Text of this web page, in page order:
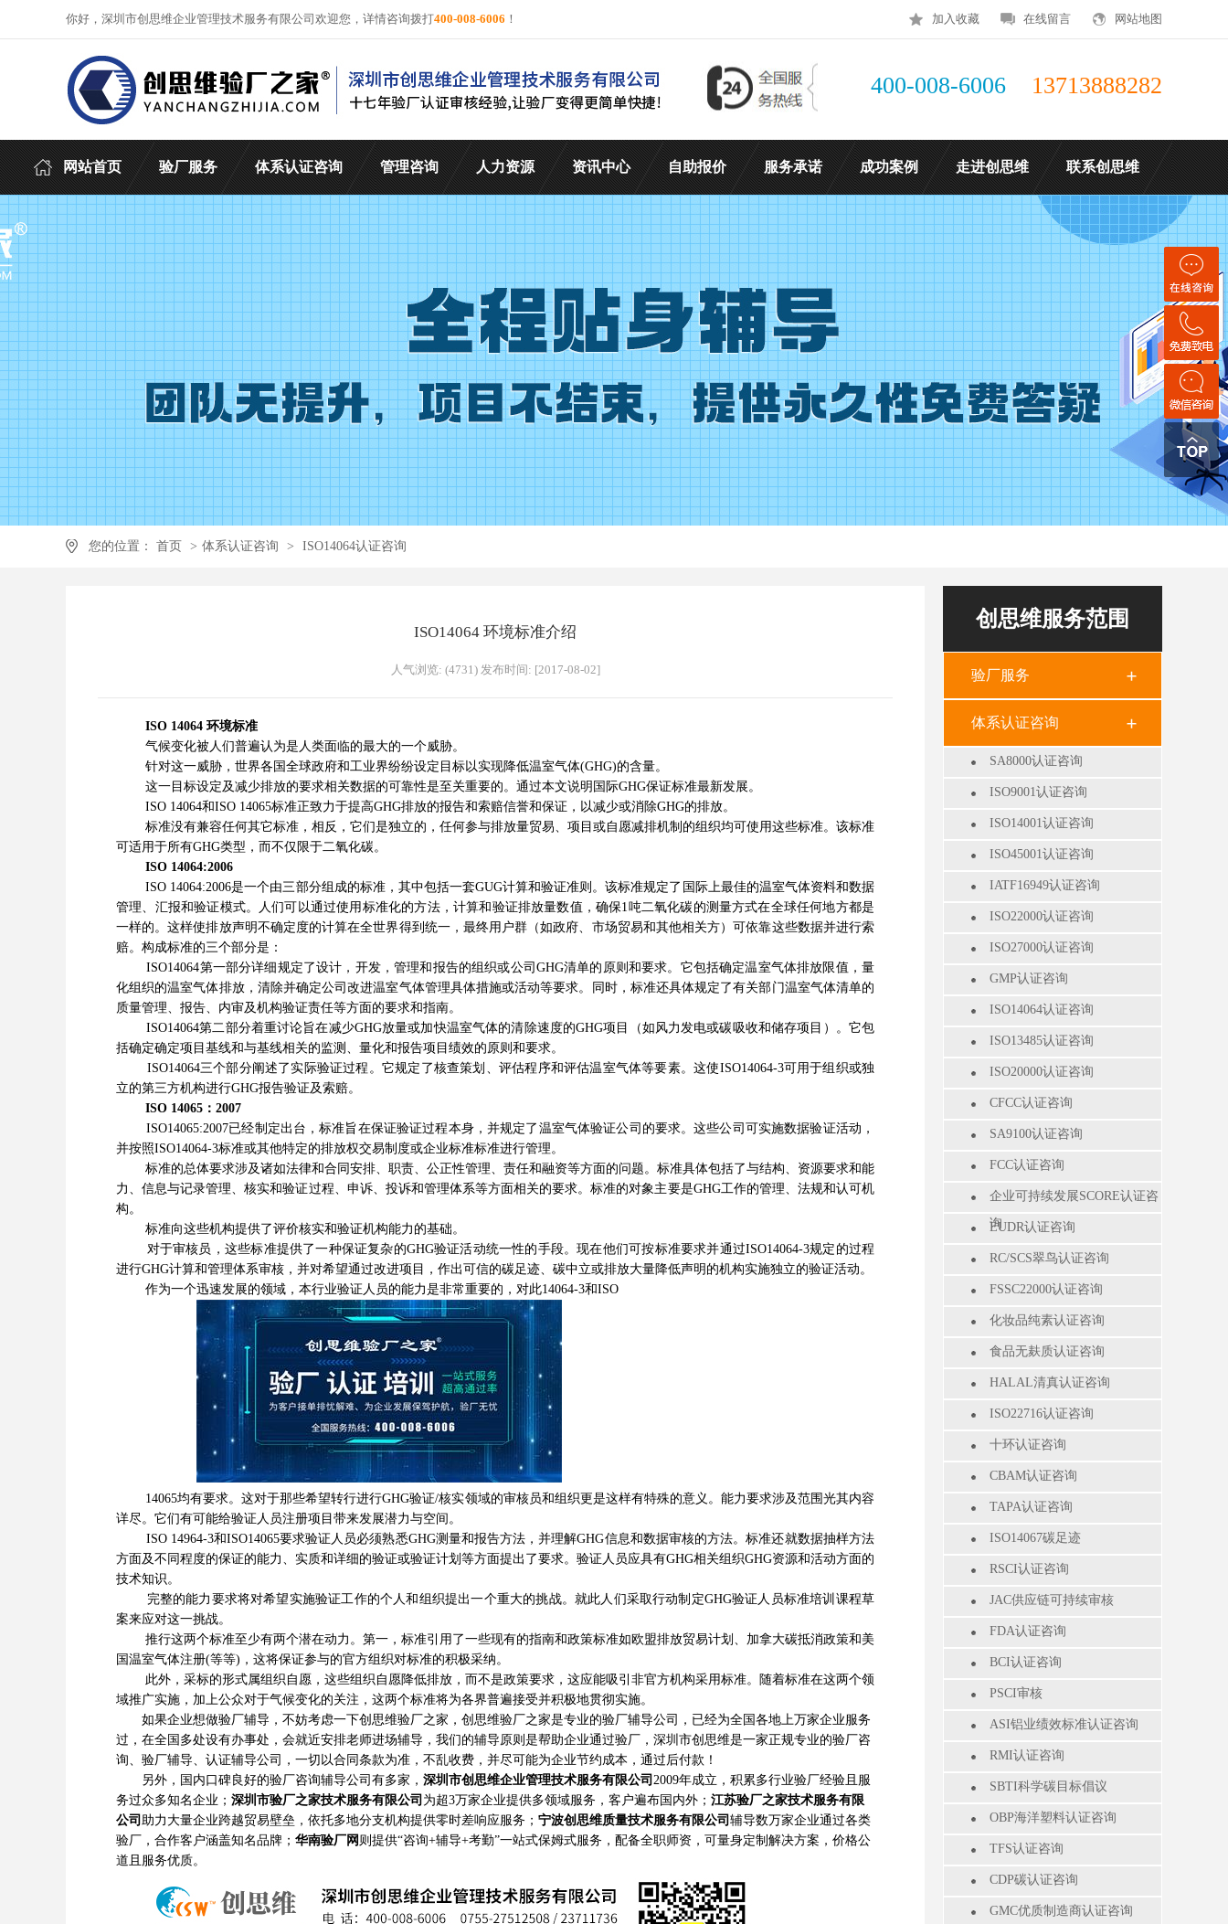
加入收藏 在线留言 网站地图
你好，深圳市创思维企业管理技术服务有限公司欢迎您，详情咨询拨打400-008-6006 ！
400-008-6006 13713888282
网站首页 验厂服务 体系认证咨询 管理咨询 人力资源 资讯中心 自助报价 服务承诺 成功案例 走进创思维 联系创思维
您的位置： 首页 > 体系认证咨询 > ISO14064认证咨询
创思维服务范围
验厂服务
体系认证咨询
SA8000认证咨询
ISO9001认证咨询
ISO14001认证咨询
ISO45001认证咨询
IATF16949认证咨询
ISO22000认证咨询
ISO27000认证咨询
GMP认证咨询
ISO14064认证咨询
ISO13485认证咨询
ISO20000认证咨询
CFCC认证咨询
SA9100认证咨询
FCC认证咨询
企业可持续发展SCORE认证咨
询
EUDR认证咨询
RC/SCS翠鸟认证咨询
FSSC22000认证咨询
化妆品纯素认证咨询
食品无麸质认证咨询
HALAL清真认证咨询
ISO22716认证咨询
十环认证咨询
CBAM认证咨询
TAPA认证咨询
ISO14067碳足迹
RSCI认证咨询
JAC供应链可持续审核
FDA认证咨询
BCI认证咨询
PSCI审核
ASI铝业绩效标准认证咨询
RMI认证咨询
SBTI科学碳目标倡议
OBP海洋塑料认证咨询
TFS认证咨询
CDP碳认证咨询
GMC优质制造商认证咨询
ISO14064 环境标准介绍
人气浏览: (4731) 发布时间: [2017-08-02]
ISO 14064 环境标准
气候变化被人们普遍认为是人类面临的最大的一个威胁。
针对这一威胁，世界各国全球政府和工业界纷纷设定目标以实现降低温室气体(GHG)的含量。
这一目标设定及减少排放的要求相关数据的可靠性是至关重要的。通过本文说明国际GHG保证标准最新发展。
ISO 14064和ISO 14065标准正致力于提高GHG排放的报告和索赔信誉和保证，以减少或消除GHG的排放。
标准没有兼容任何其它标准，相反，它们是独立的，任何参与排放量贸易、项目或自愿减排机制的组织均可使用这些标准。该标准
可适用于所有GHG类型，而不仅限于二氧化碳。
ISO 14064:2006
ISO 14064:2006是一个由三部分组成的标准，其中包括一套GUG计算和验证准则。该标准规定了国际上最佳的温室气体资料和数据
管理、汇报和验证模式。人们可以通过使用标准化的方法，计算和验证排放量数值，确保1吨二氧化碳的测量方式在全球任何地方都是
一样的。这样使排放声明不确定度的计算在全世界得到统一，最终用户群（如政府、市场贸易和其他相关方）可依靠这些数据并进行索
赔。构成标准的三个部分是：
ISO14064第一部分详细规定了设计，开发，管理和报告的组织或公司GHG清单的原则和要求。它包括确定温室气体排放限值，量
化组织的温室气体排放，清除并确定公司改进温室气体管理具体措施或活动等要求。同时，标准还具体规定了有关部门温室气体清单的
质量管理、报告、内审及机构验证责任等方面的要求和指南。
ISO14064第二部分着重讨论旨在减少GHG放量或加快温室气体的清除速度的GHG项目（如风力发电或碳吸收和储存项目）。它包
括确定确定项目基线和与基线相关的监测、量化和报告项目绩效的原则和要求。
ISO14064三个部分阐述了实际验证过程。它规定了核查策划、评估程序和评估温室气体等要素。这使ISO14064-3可用于组织或独
立的第三方机构进行GHG报告验证及索赔。
ISO 14065：2007
ISO14065:2007已经制定出台，标准旨在保证验证过程本身，并规定了温室气体验证公司的要求。这些公司可实施数据验证活动，
并按照ISO14064-3标准或其他特定的排放权交易制度或企业标准标准进行管理。
标准的总体要求涉及诸如法律和合同安排、职责、公正性管理、责任和融资等方面的问题。标准具体包括了与结构、资源要求和能
力、信息与记录管理、核实和验证过程、申诉、投诉和管理体系等方面相关的要求。标准的对象主要是GHG工作的管理、法规和认可机
构。
标准向这些机构提供了评价核实和验证机构能力的基础。
对于审核员，这些标准提供了一种保证复杂的GHG验证活动统一性的手段。现在他们可按标准要求并通过ISO14064-3规定的过程
进行GHG计算和管理体系审核，并对希望通过改进项目，作出可信的碳足迹、碳中立或排放大量降低声明的机构实施独立的验证活动。
作为一个迅速发展的领域，本行业验证人员的能力是非常重要的，对此14064-3和ISO
14065均有要求。这对于那些希望转行进行GHG验证/核实领域的审核员和组织更是这样有特殊的意义。能力要求涉及范围光其内容
详尽。它们有可能给验证人员注册项目带来发展潜力与空间。
ISO 14964-3和ISO14065要求验证人员必须熟悉GHG测量和报告方法，并理解GHG信息和数据审核的方法。标准还就数据抽样方法
方面及不同程度的保证的能力、实质和详细的验证或验证计划等方面提出了要求。验证人员应具有GHG相关组织GHG资源和活动方面的
技术知识。
完整的能力要求将对希望实施验证工作的个人和组织提出一个重大的挑战。就此人们采取行动制定GHG验证人员标准培训课程草
案来应对这一挑战。
推行这两个标准至少有两个潜在动力。第一，标准引用了一些现有的指南和政策标准如欧盟排放贸易计划、加拿大碳抵消政策和美
国温室气体注册(等等)，这将保证参与的官方组织对标准的积极采纳。
此外，采标的形式属组织自愿，这些组织自愿降低排放，而不是政策要求，这应能吸引非官方机构采用标准。随着标准在这两个领
域推广实施，加上公众对于气候变化的关注，这两个标准将为各界普遍接受并积极地贯彻实施。
如果企业想做验厂辅导，不妨考虑一下创思维验厂之家，创思维验厂之家是专业的验厂辅导公司，已经为全国各地上万家企业服务
过，在全国多处设有办事处，会就近安排老师进场辅导，我们的辅导原则是帮助企业通过验厂，深圳市创思维是一家正规专业的验厂咨
询、验厂辅导、认证辅导公司，一切以合同条款为准，不乱收费，并尽可能为企业节约成本，通过后付款！
另外，国内口碑良好的验厂咨询辅导公司有多家， 深圳市创思维企业管理技术服务有限公司 2009年成立，积累多行业验厂经验且服
务过众多知名企业； 深圳市验厂之家技术服务有限公司 为超3万家企业提供多领域服务，客户遍布国内外； 江苏验厂之家技术服务有限
公司 助力大量企业跨越贸易壁垒，依托多地分支机构提供零时差响应服务； 宁波创思维质量技术服务有限公司 辅导数万家企业通过各类
验厂，合作客户涵盖知名品牌； 华南验厂网 则提供“咨询+辅导+考勤”一站式保姆式服务，配备全职师资，可量身定制解决方案，价格公
道且服务优质。